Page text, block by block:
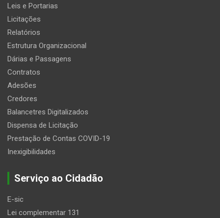
Leis e Portarias
Licitações
Relatórios
Estrutura Organizacional
Dárias e Passagens
Contratos
Adesões
Credores
Balancetres Digitalizados
Dispensa de Licitação
Prestação de Contas COVID-19
Inexigibilidades
Serviço ao Cidadão
E-sic
Lei complementar 131